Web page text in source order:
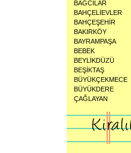
BAĞCILAR
BAHÇELİEVLER
BAHÇEŞEHİR
BAKIRKÖY
BAYRAMPAŞA
BEBEK
BEYLİKDÜZÜ
BEŞİKTAŞ
BÜYÜKÇEKMECE
BÜYÜKDERE
ÇAĞLAYAN